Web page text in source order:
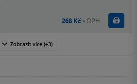
268 Kč s DPH
Zobrazit více (+3)